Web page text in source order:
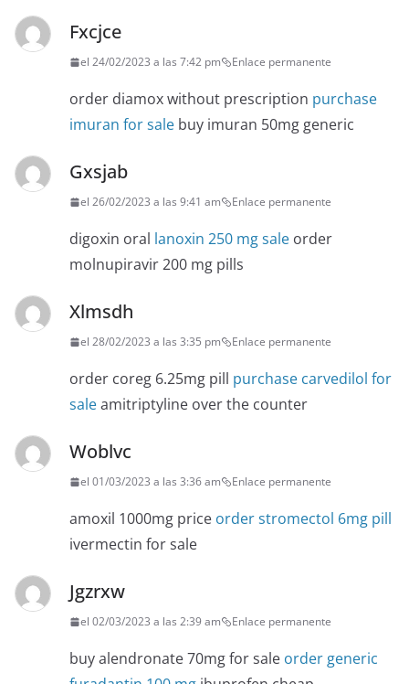
Fxcjce
el 24/02/2023 a las 7:42 pm Enlace permanente
order diamox without prescription purchase
imuran for sale buy imuran 50mg generic
Gxsjab
el 26/02/2023 a las 9:41 am Enlace permanente
digoxin oral lanoxin 250 mg sale order
molnupiravir 200 mg pills
Xlmsdh
el 28/02/2023 a las 3:35 pm Enlace permanente
order coreg 6.25mg pill purchase carvedilol for
saleamitriptyline over the counter
Woblvc
el 01/03/2023 a las 3:36 am Enlace permanente
amoxil 1000mg price order stromectol 6mg pill
ivermectin for sale
Jgzrxw
el 02/03/2023 a las 2:39 am Enlace permanente
buy alendronate 70mg for sale order generic